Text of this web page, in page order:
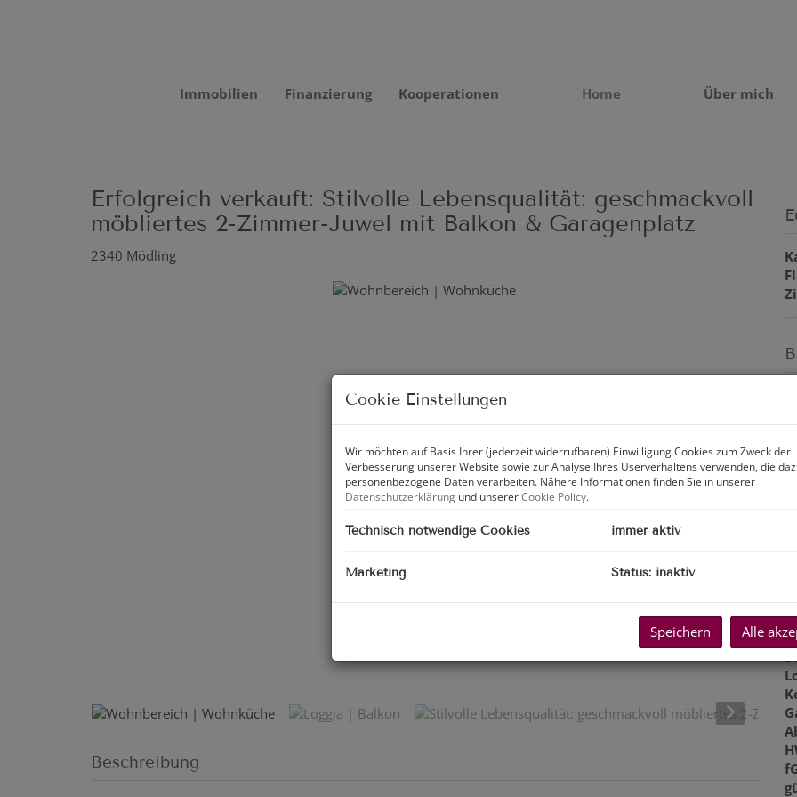
Immobilien Finanzierung Kooperationen Home Über mich
Erfolgreich verkauft: Stilvolle Lebensqualität: geschmackvoll
möbliertes 2-Zimmer-Juwel mit Balkon & Garagenplatz
2340 Mödling
Wohnbereich | Wohnküche
Beschreibung
Cookie Einstellungen
Wir möchten auf Basis Ihrer (jederzeit widerrufbaren) Einwilligung Cookies zum Zweck der
Verbesserung unserer Website sowie zur Analyse Ihres Userverhaltens verwenden, die
personenbezogene Daten verarbeiten. Nähere Informationen finden Sie in unserer
Datenschutzerklärung und unsererCookie Policy.
Technisch notwendige Cookies immer aktiv
Marketing Status: inaktiv
Speichern Alle